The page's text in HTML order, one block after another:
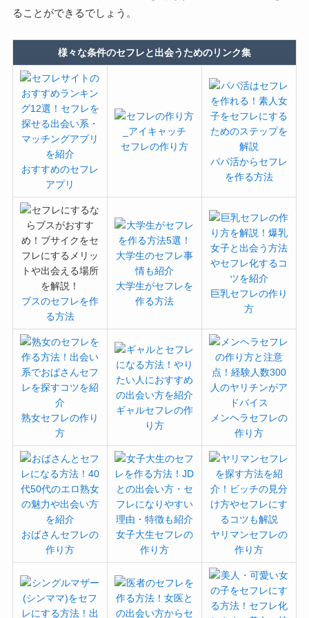
ることができるでしょう。
様々な条件のセフレと出会うためのリンク集
おすすめのセフレ
アプリ
セフレの作り方
パパ活からセフレ
を作る方法
ブスのセフレを作
る方法
大学生がセフレを
作る方法
巨乳セフレの作り
方
熟女セフレの作り
方
ギャルセフレの作
り方
メンヘラセフレの
作り方
おばさんセフレの
作り方
女子大生セフレの
作り方
ヤリマンセフレの
作り方